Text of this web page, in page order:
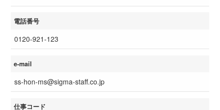
電話番号
0120-921-123
e-mail
ss-hon-ms@sigma-staff.co.jp
仕事コード